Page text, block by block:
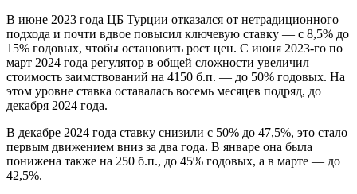
В июне 2023 года ЦБ Турции отказался от нетрадиционного
подхода и почти вдвое повысил ключевую ставку — с 8,5% до
15% годовых, чтобы остановить рост цен. С июня 2023-го по
март 2024 года регулятор в общей сложности увеличил
стоимость заимствований на 4150 б.п. — до 50% годовых. На
этом уровне ставка оставалась восемь месяцев подряд, до
декабря 2024 года.
В декабре 2024 года ставку снизили с 50% до 47,5%, это стало
первым движением вниз за два года. В январе она была
понижена также на 250 б.п., до 45% годовых, а в марте — до
42,5%.